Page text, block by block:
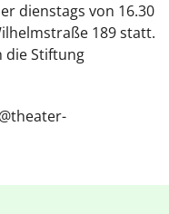
dienstags von 16.30
189 statt.
die Stiftung